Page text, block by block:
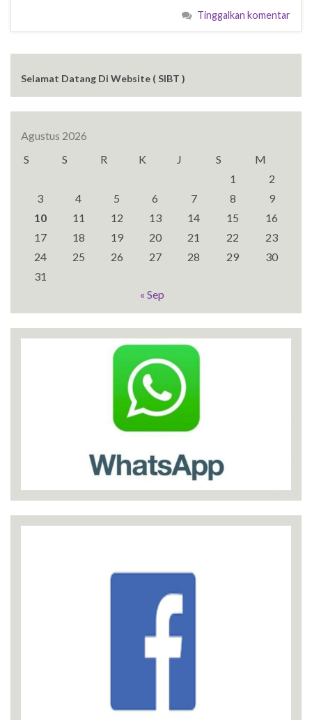
Tinggalkan komentar
Selamat Datang Di Website ( SIBT )
Agustus 2026
S
S R K J S
M
1
2
3
4 5 6 7 8
9
10
11 12 13 14 15
16
17
18 19 20 21 22
23
24
25 26 27 28 29
30
31
« Sep